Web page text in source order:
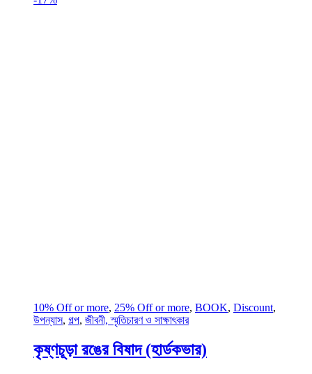
10% Off or more, 25% Off or more, BOOK, Discount,
উপন্যাস, গল্প, জীবনী, স্মৃতিচারণ ও সাক্ষাৎকার
কৃষ্ণচূড়া রঙের বিষাদ (হার্ডকভার)